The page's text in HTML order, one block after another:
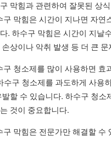
막힘과 관련하여 잘못된 상
구 막힘은 시간이 지나면 자연
. 하수구 막힘은 시간이 지날
손상이나 악취 발생 등 더 큰
구 청소제를 많이 사용하면 효
수구 청소제를 과도하게 사용
발할 수 있습니다. 하수구 청소
것이 중요합니다.
구 막힘은 전문가만 해결할 수